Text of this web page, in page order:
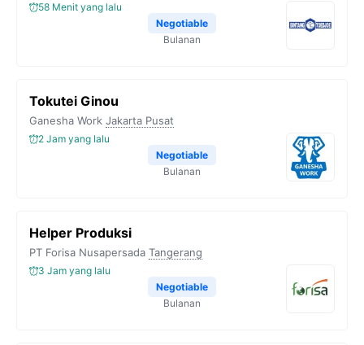
58 Menit yang lalu
Negotiable
Bulanan
Tokutei Ginou
Ganesha Work Jakarta Pusat
2 Jam yang lalu
Negotiable
Bulanan
Helper Produksi
PT Forisa Nusapersada Tangerang
3 Jam yang lalu
Negotiable
Bulanan